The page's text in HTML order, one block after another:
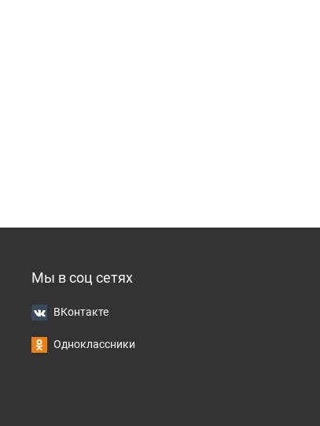
Мы в соц сетях
ВКонтакте
Одноклассники